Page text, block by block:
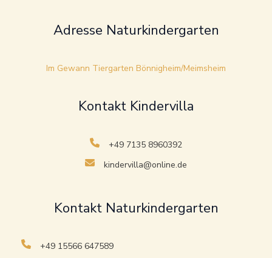
Adresse Naturkindergarten
Im Gewann Tiergarten Bönnigheim/Meimsheim
Kontakt Kindervilla
+49 7135 8960392
kindervilla@online.de
Kontakt Naturkindergarten
+49 15566 647589